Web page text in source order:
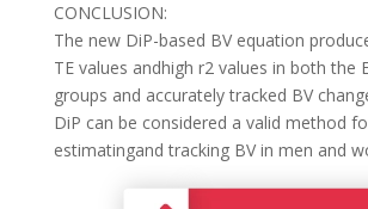
CONCLUSION:
The new DiP-based BV equation
TE values andhigh r2 values in both the
groups and accurately tracked BV
DiP can be considered a valid method
estimatingand tracking BV in men and